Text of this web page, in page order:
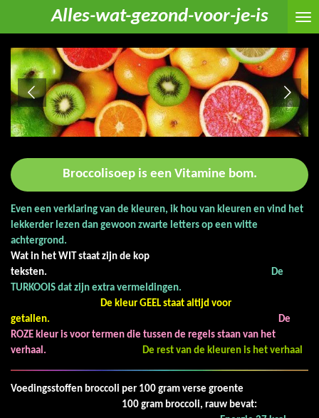
naar
de
hoofdinhoud
Alles-wat-gezond-voor-je-is
Broccolisoep is een Vitamine bom.
Even een verklaring van de kleuren, ik hou van kleuren en vind het
lekkerder lezen dan gewoon zwarte letters op een witte
achtergrond.
Wat in het WIT staat zijn de kop
teksten.
De
TURKOOIS dat zijn extra vermeldingen.
De kleur GEEL staat altijd voor
getallen.
De
ROZE kleur is voor termen die tussen de regels staan van het
verhaal.
De rest van de kleuren is het verhaal
Voedingsstoffen broccoli per 100 gram verse groente
100 gram broccoli, rauw bevat: